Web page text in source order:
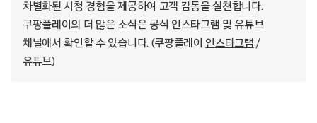
차별화된 시청 경험을 제공하여 고객 감동을 실천합니다.
쿠팡플레이의 더 많은 소식은 공식 인스타그램 및 유튜브
채널에서 확인할 수 있습니다. (쿠팡플레이 인스타그램 /
유튜브)